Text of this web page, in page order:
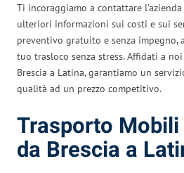
Ti incoraggiamo a contattare
ulteriori informazioni sui costi e sui
preventivo gratuito e senza
tuo trasloco senza stress. Affidati a
Brescia a Latina, garantiamo un
qualità ad un prezzo competitivo.
Trasporto
da Brescia a